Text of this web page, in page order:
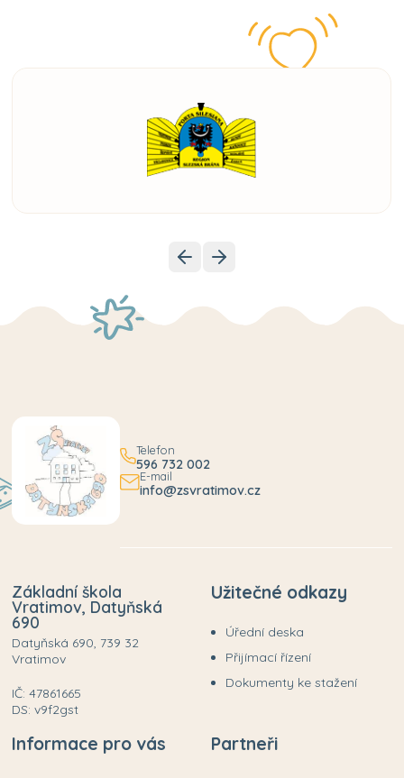
Telefon
596 732 002
E-mail
info@zsvratimov.cz
Základní škola
Vratimov, Datyňská
690
Datyňská 690, 739 32
Vratimov
IČ: 47861665
DS: v9f2gst
Užitečné odkazy
Úřední deska
Přijímací řízení
Dokumenty ke stažení
Informace pro vás Partneři